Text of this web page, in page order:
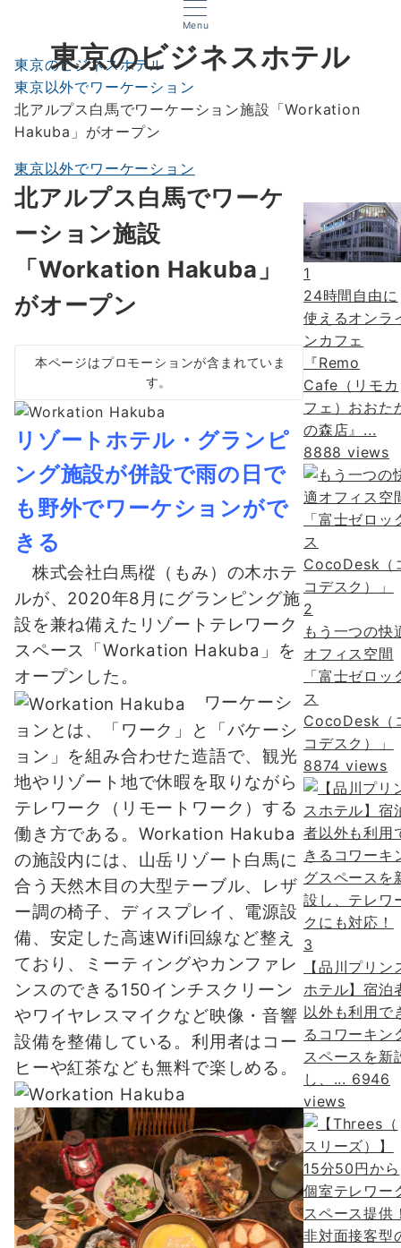
Menu
東京のビジネスホテル
東京のビジネスホテル
東京以外でワーケーション
北アルプス白馬でワーケーション施設「Workation
Hakuba」がオープン
東京以外でワーケーション
北アルプス白馬でワーケ
ーション施設
「Workation Hakuba」
がオープン
本ページはプロモーションが含まれていま
す。
リゾートホテル・グランピ
ング施設が併設で雨の日で
も野外でワーケションがで
きる
株式会社白馬樅（もみ）の木ホテ
ルが、2020年8月にグランピング施
設を兼ね備えたリゾートテレワーク
スペース「Workation Hakuba」を
オープンした。
ワーケーシ
ョンとは、「ワーク」と「バケーシ
ョン」を組み合わせた造語で、観光
地やリゾート地で休暇を取りながら
テレワーク（リモートワーク）する
働き方である。Workation Hakuba
の施設内には、山岳リゾート白馬に
合う天然木目の大型テーブル、レザ
ー調の椅子、ディスプレイ、電源設
備、安定した高速Wifi回線など整え
ており、ミーティングやカンファレ
ンスのできる150インチスクリーン
やワイヤレスマイクなど映像・音響
設備を整備している。利用者はコー
ヒーや紅茶なども無料で楽しめる。
1
24時間自由に
使えるオンラ
ンカフェ
『Remo
Cafe（リモカ
フェ）おおた
の森店』...
8888 views
2
もう一つの快
オフィス空間
「富士ゼロッ
ス
CocoDesk（
コデスク）」
8874 views
3
【品川プリン
ホテル】宿泊
以外も利用で
るコワーキン
スペースを新
し、... 6946
views